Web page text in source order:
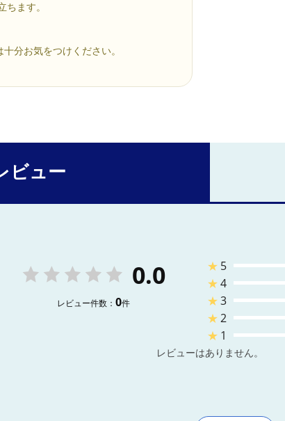
ちます。
分お気をつけください。
ビュー
0.0
レビュー件数： 0件
★ 5
★4
★3
★2
★ 1
レビューはありません。